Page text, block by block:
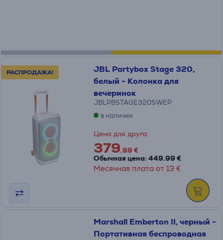
РАСПРОДАЖА!
JBL Partybox Stage 320,
белый - Колонка для
вечеринок
JBLPBSTAGE320SWEP
в наличии
Цена для друга:
379.99 €
Обычная цена: 449.99 €
Месячная плата от 13 €
Marshall Emberton II, черный -
Портативная беспроводная